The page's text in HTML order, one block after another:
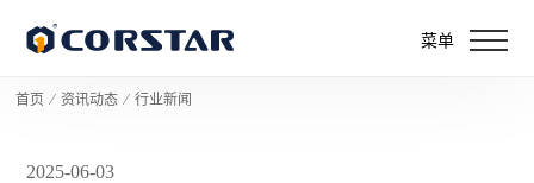
菜单
首页 ⁄资讯动态 ⁄行业新闻
2025-06-03